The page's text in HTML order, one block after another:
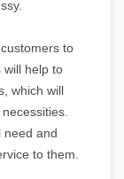
to
will help to
which will
need and
to them.